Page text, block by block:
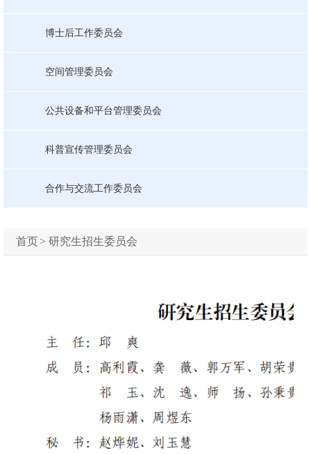
博士后工作委员会
空间管理委员会
公共设备和平台管理委员会
科普宣传管理委员会
合作与交流工作委员会
首页> 研究生招生委员会